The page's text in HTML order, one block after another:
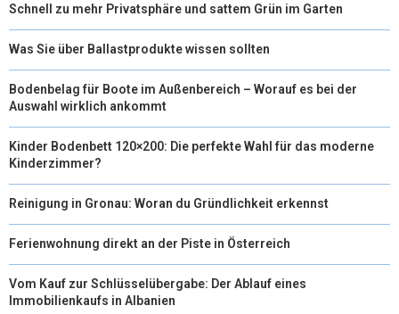
Schnell zu mehr Privatsphäre und sattem Grün im Garten
Was Sie über Ballastprodukte wissen sollten
Bodenbelag für Boote im Außenbereich – Worauf es bei der
Auswahl wirklich ankommt
Kinder Bodenbett 120×200: Die perfekte Wahl für das moderne
Kinderzimmer?
Reinigung in Gronau: Woran du Gründlichkeit erkennst
Ferienwohnung direkt an der Piste in Österreich
Vom Kauf zur Schlüsselübergabe: Der Ablauf eines
Immobilienkaufs in Albanien